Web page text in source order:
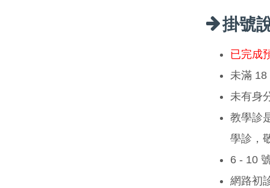
掛號
已完成
未滿 18
未有身
教學診
學診，
6 - 10
網路初